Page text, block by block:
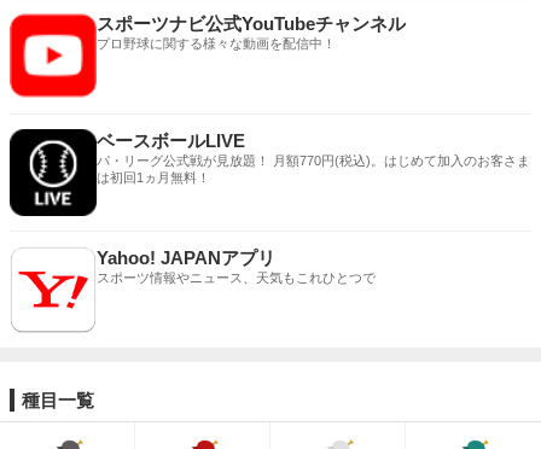
スポーツナビ公式YouTubeチャンネル
プロ野球に関する様々な動画を配信中！
ベースボールLIVE
パ・リーグ公式戦が見放題！ 月額770円(税込)。はじめて加入のお客さま
は初回1ヵ月無料！
Yahoo! JAPANアプリ
スポーツ情報やニュース、天気もこれひとつで
種目一覧